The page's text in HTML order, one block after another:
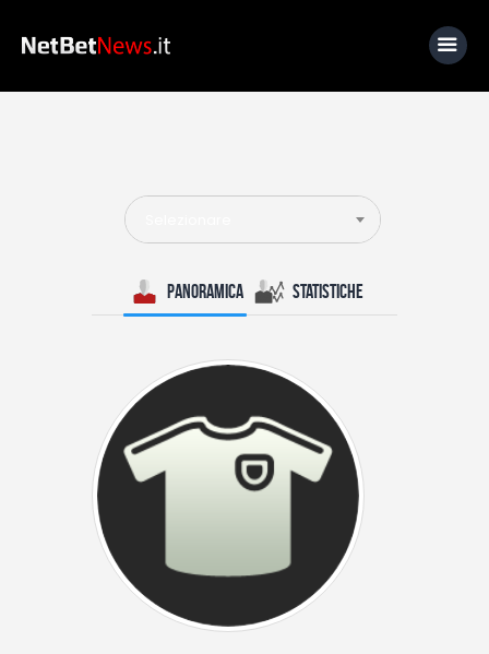
News
Calcio
Basket
Tennis
Lo Sapevi Che
Fantacalcio
I consigli di Giulia
Serie A
Panoramica Statistiche